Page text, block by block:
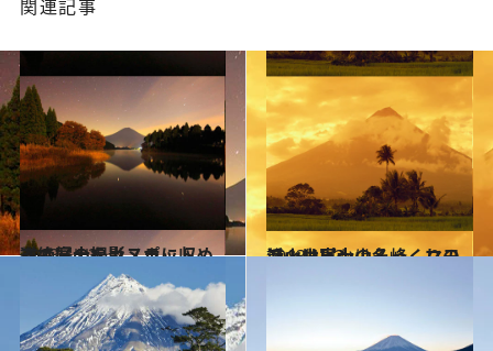
関連記事
2013.11.3
逆さ富士をカメラに収める絶好の撮影スポット
旅＆お出かけ 2013.10.3
フィリピンの名峰、マヨン山は富士山そっくりの活火山
旅＆お出かけ